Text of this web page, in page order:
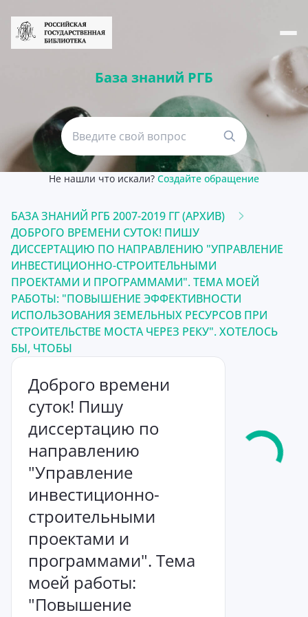
База знаний РГБ
Не нашли что искали? Создайте обращение
БАЗА ЗНАНИЙ РГБ 2007-2019 ГГ (АРХИВ)
ДОБРОГО ВРЕМЕНИ СУТОК! ПИШУ
ДИССЕРТАЦИЮ ПО НАПРАВЛЕНИЮ "УПРАВЛЕНИЕ
ИНВЕСТИЦИОННО-СТРОИТЕЛЬНЫМИ
ПРОЕКТАМИ И ПРОГРАММАМИ". ТЕМА МОЕЙ
РАБОТЫ: "ПОВЫШЕНИЕ ЭФФЕКТИВНОСТИ
ИСПОЛЬЗОВАНИЯ ЗЕМЕЛЬНЫХ РЕСУРСОВ ПРИ
СТРОИТЕЛЬСТВЕ МОСТА ЧЕРЕЗ РЕКУ". ХОТЕЛОСЬ
БЫ, ЧТОБЫ
Доброго времени
суток! Пишу
диссертацию по
направлению
"Управление
инвестиционно-
строительными
проектами и
программами". Тема
моей работы:
"Повышение